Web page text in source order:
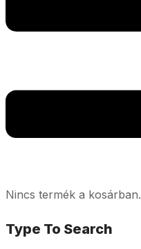
Nincs termék a kosárban.
Type To Search